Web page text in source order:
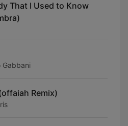
That I Used to Know
Gabbani
Remix)